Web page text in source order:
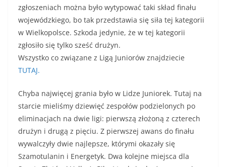
zgłoszeniach można było wytypować taki skład finału
wojewódzkiego, bo tak przedstawia się siła tej kategorii
w Wielkopolsce. Szkoda jedynie, że w tej kategorii
zgłosiło się tylko sześć drużyn.
Wszystko co związane z Ligą Juniorów znajdziecie
TUTAJ.
Chyba najwięcej grania było w Lidze Juniorek. Tutaj na
starcie mieliśmy dziewięć zespołów podzielonych po
eliminacjach na dwie ligi: pierwszą złożoną z czterech
drużyn i drugą z pięciu. Z pierwszej awans do finału
wywalczyły dwie najlepsze, którymi okazały się
Szamotulanin i Energetyk. Dwa kolejne miejsca dla